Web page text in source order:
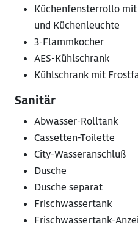
Küchenfensterrollo
und Küchenleuchte
3-Flammkocher
AES-Kühlschrank
Kühlschrank mit
Sanitär
Abwasser-Rolltank
Cassetten-Toilette
City-Wasseranschluß
Dusche
Dusche separat
Frischwassertank
Frischwassertank-